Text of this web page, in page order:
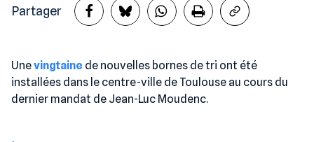
Partager
Unevingtaine de nouvelles bornes de tri ont été
installées dans le centre-ville de Toulouse au cours du
dernier mandat de Jean-Luc Moudenc.